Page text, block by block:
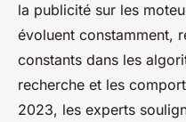
la publicité sur les
évoluent constamment,
constants dans les
recherche et les
2023, les experts